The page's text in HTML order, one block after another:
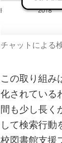
チャットによる
この取り組み
化されている
間も少し長く
して検索行
校図書館支援